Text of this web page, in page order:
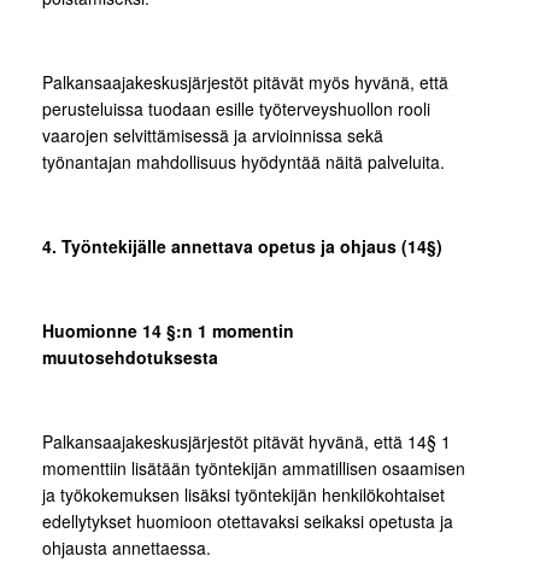
Palkansaajakeskusjärjestöt pitävät myös hyvänä, että
perusteluissa tuodaan esille työterveyshuollon rooli
vaarojen selvittämisessä ja arvioinnissa sekä
työnantajan mahdollisuus hyödyntää näitä palveluita.
4. Työntekijälle annettava opetus ja ohjaus (14§)
Huomionne 14 §:n 1 momentin
muutosehdotuksesta
Palkansaajakeskusjärjestöt pitävät hyvänä, että 14§ 1
momenttiin lisätään työntekijän ammatillisen osaamisen
ja työkokemuksen lisäksi työntekijän henkilökohtaiset
edellytykset huomioon otettavaksi seikaksi opetusta ja
ohjausta annettaessa.